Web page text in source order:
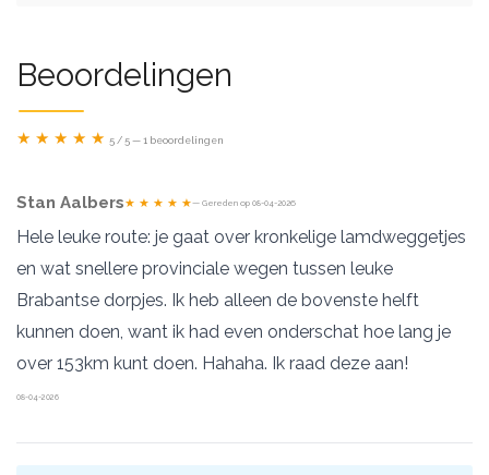
Beoordelingen
★ ★ ★ ★ ★ 5 / 5 — 1 beoordelingen
Stan Aalbers★ ★ ★ ★ ★— Gereden op 08-04-2026
Hele leuke route: je gaat over kronkelige lamdweggetjes
en wat snellere provinciale wegen tussen leuke
Brabantse dorpjes. Ik heb alleen de bovenste helft
kunnen doen, want ik had even onderschat hoe lang je
over 153km kunt doen. Hahaha. Ik raad deze aan!
08-04-2026